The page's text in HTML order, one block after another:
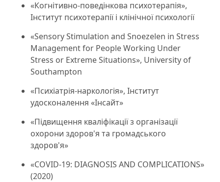
«Когнітивно-поведінкова психотерапія»,
Інститут психотерапії і клінічної психології
«Sensory Stimulation and Snoezelen in Stress
Management for People Working Under
Stress or Extreme Situations», University of
Southampton
«Психіатрія-наркологія», Інститут
удосконалення «Інсайт»
«Підвищення кваліфікації з організації
охорони здоров'я та громадського
здоров'я»
«COVID-19: DIAGNOSIS AND COMPLICATIONS»
(2020)